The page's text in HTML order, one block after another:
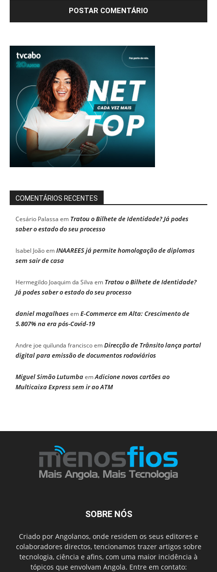
COMENTÁRIOS RECENTES
Cesário Palassa em Tratou o Bilhete de Identidade? Já podes
saber o estado do seu processo
Isabel JoãoemINAAREES já permite homologação de diplomas
sem sair de casa
Hermegildo Joaquim da Silva em Tratou o Bilhete de Identidade?
Já podes saber o estado do seu processo
daniel magalhaesemE-Commerce em Alta: Crescimento de
5.807% na era pós-Covid-19
Andre joe quilunda franciscoemDirecção de Trânsito lança portal
digital para emissão de documentos rodoviários
Miguel Simão LutumbaemAdicione novos cartões ao
Multicaixa Express sem ir ao ATM
SOBRE NÓS
Criado por Angolanos, onde residem os seus editores e
colaboradores directos, tencionamos trazer artigos sobre
tecnologia, ciência e afins, com uma maior incidência à
tópicos que envolvam Angola. Entre em contato: